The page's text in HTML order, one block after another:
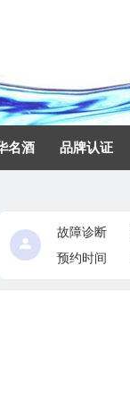
名酒 品牌认证
故障诊断
预约时间